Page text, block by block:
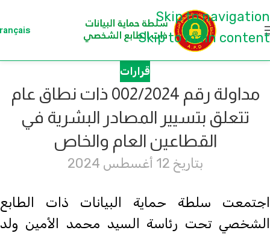
Skip to navigation
Skip to main content
قرارات
مداولة رقم 002/2024 ذات نطاق عام
تتعلق بتسيير المصادر البشرية في
القطاعين العام والخاص
بتاريخ 12 أغسطس 2024
اجتمعت سلطة حماية البيانات ذات الطابع
الشخصي تحت رئاسة السيد محمد الأمين ولد